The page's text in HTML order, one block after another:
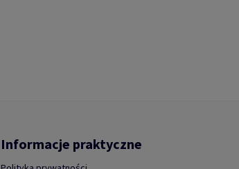
Informacje praktyczne